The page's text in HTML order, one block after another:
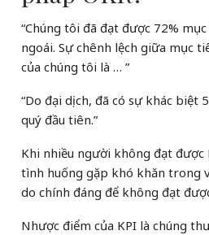
“Chúng tôi đã đạt được 72%
ngoái. Sự chênh lệch giữa mục
của chúng tôi là … ”
“Do đại dịch, đã có sự khác biệt
quý đầu tiên.”
Khi nhiều người không đạt
tình huống gặp khó khăn trong
do chính đáng để không đạt
Nhược điểm của KPI là chúng